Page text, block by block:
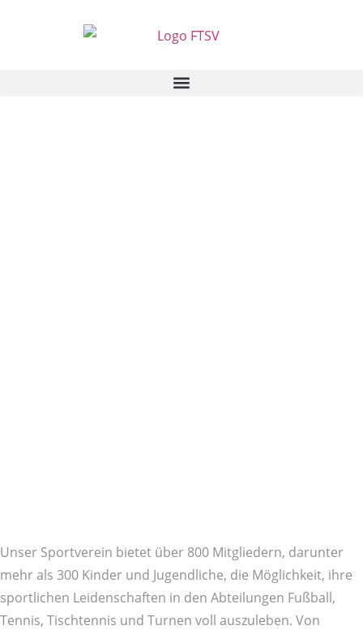
Unser Sportverein bietet über 800 Mitgliedern, darunter
mehr als 300 Kinder und Jugendliche, die Möglichkeit, ihre
sportlichen Leidenschaften in den Abteilungen Fußball,
Tennis, Tischtennis und Turnen voll auszuleben. Von